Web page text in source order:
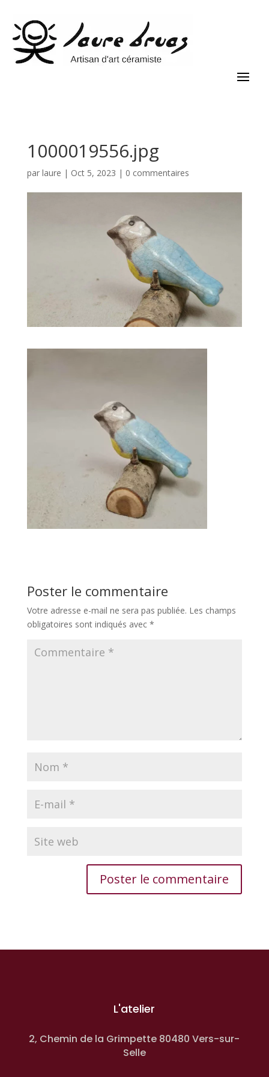
1000019556.jpg
par laure | Oct 5, 2023 | 0 commentaires
Poster le commentaire
Votre adresse e-mail ne sera pas publiée. Les champs
obligatoires sont indiqués avec *
L'atelier
2, Chemin de la Grimpette 80480 Vers-sur-
Selle